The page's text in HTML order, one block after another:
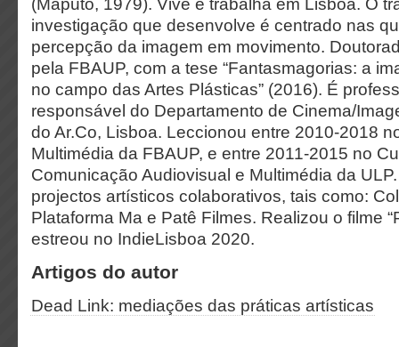
(Maputo, 1979). Vive e trabalha em Lisboa. O
investigação que desenvolve é centrado nas
percepção da imagem em movimento.
pela FBAUP, com a tese “Fantasmagorias: a
no campo das Artes Plásticas” (2016). É
responsável do Departamento de Cinema/
do Ar.Co, Lisboa. Leccionou entre 2010-2018
Multimédia da FBAUP, e entre 2011-2015 no
Comunicação Audiovisual e Multimédia da
projectos artísticos colaborativos, tais como:
Plataforma Ma e Patê Filmes. Realizou o filme
estreou no IndieLisboa 2020.
Artigos do autor
Dead Link: mediações das práticas artísticas